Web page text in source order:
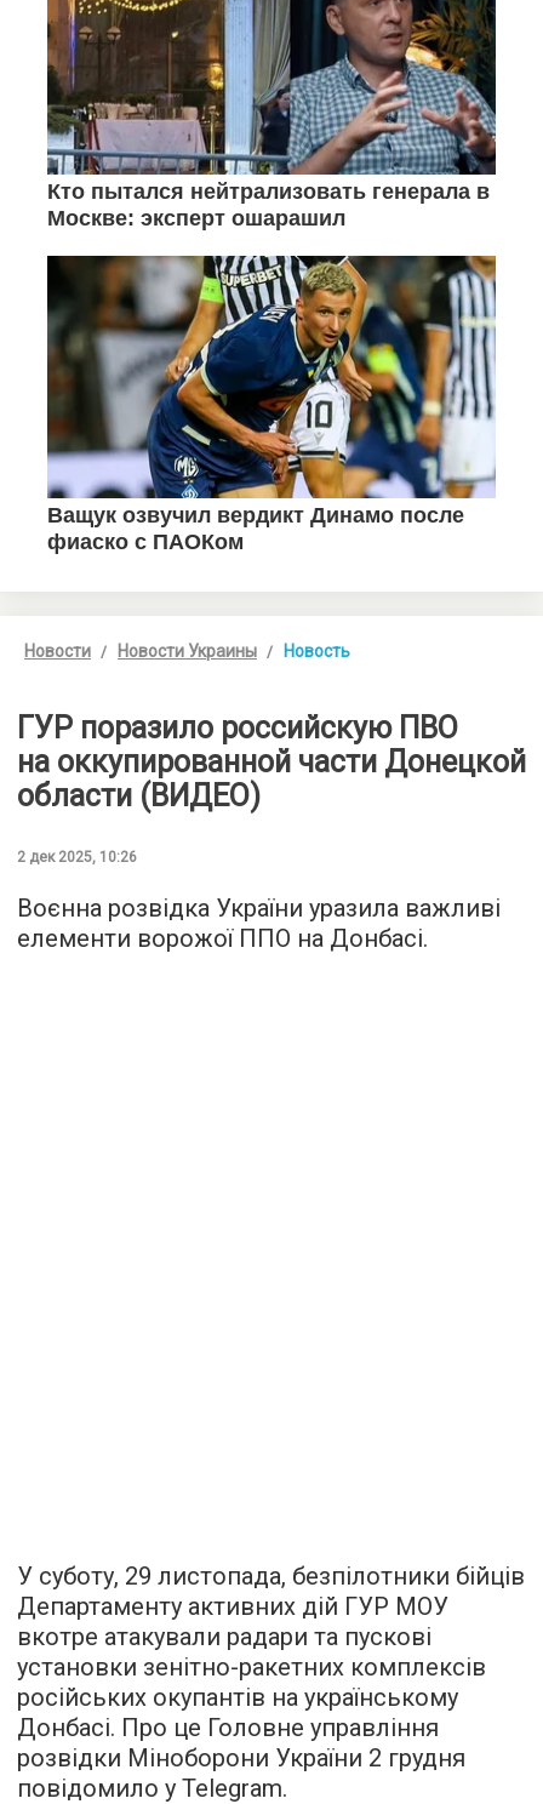
Новости Новости Украины Новость
ГУР поразило российскую ПВО
на оккупированной части Донецкой
области (ВИДЕО)
2 дек 2025, 10:26
Воєнна розвідка України уразила важливі
елементи ворожої ППО на Донбасі.
У суботу, 29 листопада, безпілотники бійців
Департаменту активних дій ГУР МОУ
вкотре атакували радари та пускові
установки зенітно-ракетних комплексів
російських окупантів на українському
Донбасі. Про це Головне управління
розвідки Міноборони України 2 грудня
повідомило у Telegram.